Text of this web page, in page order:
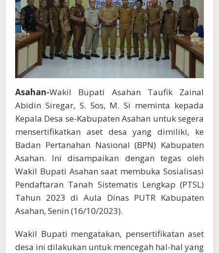
Asahan-Wakil Bupati Asahan Taufik Zainal
Abidin Siregar, S. Sos, M. Si meminta kepada
Kepala Desa se-Kabupaten Asahan untuk segera
mensertifikatkan aset desa yang dimiliki, ke
Badan Pertanahan Nasional (BPN) Kabupaten
Asahan. Ini disampaikan dengan tegas oleh
Wakil Bupati Asahan saat membuka Sosialisasi
Pendaftaran Tanah Sistematis Lengkap (PTSL)
Tahun 2023 di Aula Dinas PUTR Kabupaten
Asahan, Senin (16/10/2023).
Wakil Bupati mengatakan, pensertifikatan aset
desa ini dilakukan untuk mencegah hal-hal yang